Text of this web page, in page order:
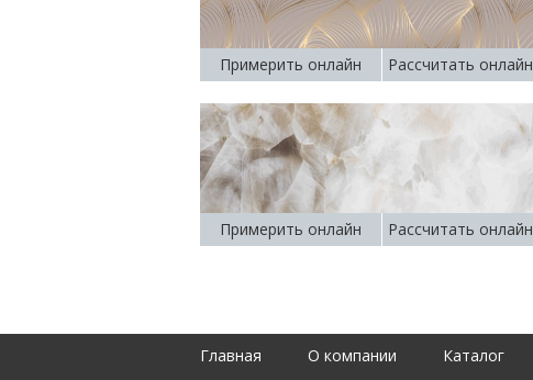
Примерить онлайн Рассчитать онлайн
Примерить онлайн Рассчитать онлайн
Главная О компании Каталог